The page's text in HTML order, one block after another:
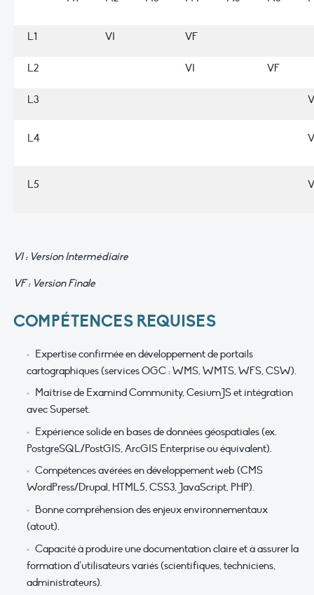
L1 VI VF
L2 VI VF
L3
L4
L5
VI : Version Intermédiaire
VF : Version Finale
COMPÉTENCES REQUISES
Expertise confirmée en développement de portails
cartographiques (services OGC : WMS, WMTS, WFS, CSW).
Maîtrise de Examind Community, CesiumJS et intégration
avec Superset.
Expérience solide en bases de données géospatiales (ex.
PostgreSQL/PostGIS, ArcGIS Enterprise ou équivalent).
Compétences avérées en développement web (CMS
WordPress/Drupal, HTML5, CSS3, JavaScript, PHP).
Bonne compréhension des enjeux environnementaux
(atout).
Capacité à produire une documentation claire et à assurer la
formation d’utilisateurs variés (scientifiques, techniciens,
administrateurs).